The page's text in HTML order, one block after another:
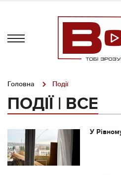
Головна Події
ПОДІЇ | ВСЕ
У